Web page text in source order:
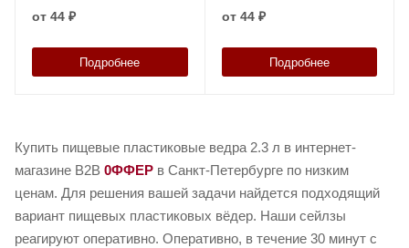
от 44 ₽
Подробнее
от 44 ₽
Подробнее
Купить пищевые пластиковые ведра 2.3 л в интернет-
магазине B2B 0ФФЕР в Санкт-Петербурге по низким
ценам. Для решения вашей задачи найдется подходящий
вариант пищевых пластиковых вёдер. Наши сейлзы
реагируют оперативно. Оперативно, в течение 30 минут с